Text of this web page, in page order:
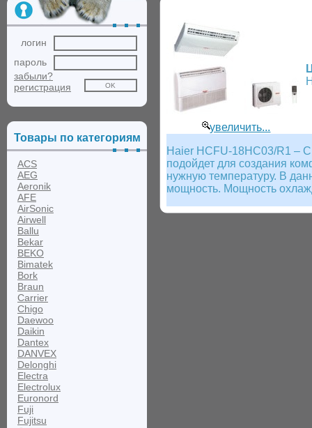
логин
пароль
забыли?
регистрация
Товары по категориям
ACS
AEG
Aeronik
AFE
AirSonic
Airwell
Ballu
Bekar
BEKO
Bimatek
Bork
Braun
Carrier
Chigo
Daewoo
Daikin
Dantex
DANVEX
Delonghi
Electra
Electrolux
Euronord
Fuji
Fujitsu
увеличить...
Haier HCFU-18HC03/R1 –
подойдет для создания
нужную температуру. В
мощность. Мощность